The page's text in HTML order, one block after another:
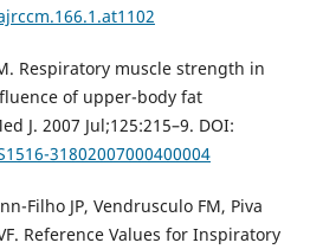
Respiratory muscle strength in
of upper-body fat
J. 2007 Jul;125:215–9. DOI:
31802007000400004
Filho JP, Vendrusculo FM, Piva
Reference Values for Inspiratory